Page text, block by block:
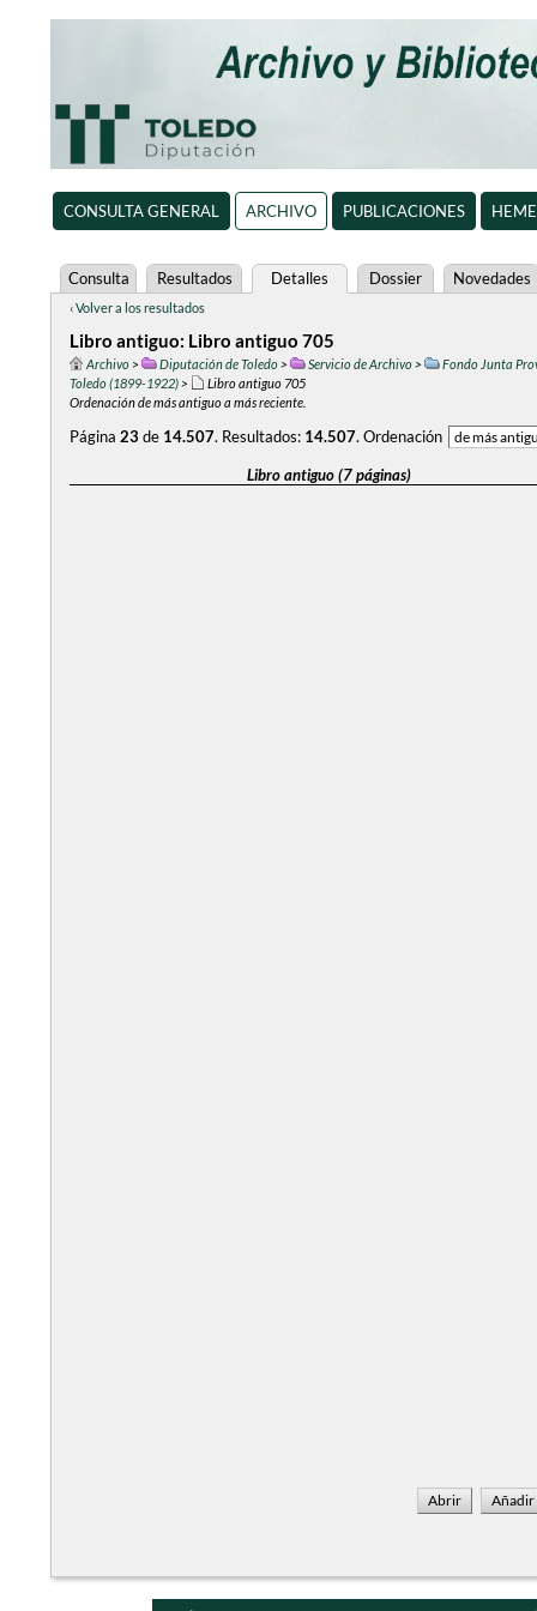
CONSULTA GENERAL ARCHIVO PUBLICACIONES
Consulta Resultados Detalles Dossier Novedades
‹ Volver a los resultados
Libro antiguo: Libro antiguo 705
Archivo> Diputación de Toledo> Servicio de Archivo>
Fondo Junta
Toledo (1899-1922)>
Libro antiguo 705
Ordenación de más antiguo a más reciente.
Página 23 de 14.507. Resultados: 14.507. Ordenación
Libro antiguo (7 páginas)